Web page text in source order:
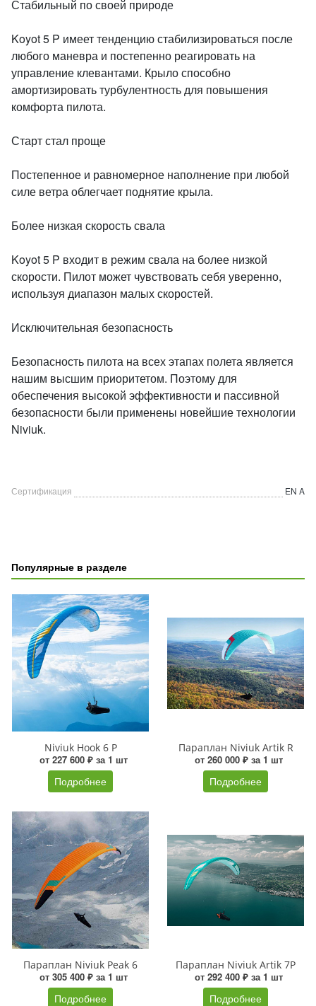
Стабильный по своей природе
Koyot 5 P имеет тенденцию стабилизироваться после
любого маневра и постепенно реагировать на
управление клевантами. Крыло способно
амортизировать турбулентность для повышения
комфорта пилота.
Старт стал проще
Постепенное и равномерное наполнение при любой
силе ветра облегчает поднятие крыла.
Более низкая скорость свала
Koyot 5 P входит в режим свала на более низкой
скорости. Пилот может чувствовать себя уверенно,
используя диапазон малых скоростей.
Исключительная безопасность
Безопасность пилота на всех этапах полета является
нашим высшим приоритетом. Поэтому для
обеспечения высокой эффективности и пассивной
безопасности были применены новейшие технологии
Niviuk.
Сертификация EN A
Популярные в разделе
Niviuk Hook 6 P
от 227 600 ₽ за 1 шт
Подробнее
Параплан Niviuk Artik R
от 260 000 ₽ за 1 шт
Подробнее
Параплан Niviuk Peak 6
от 305 400 ₽ за 1 шт
Подробнее
Параплан Niviuk Artik 7P
от 292 400 ₽ за 1 шт
Подробнее